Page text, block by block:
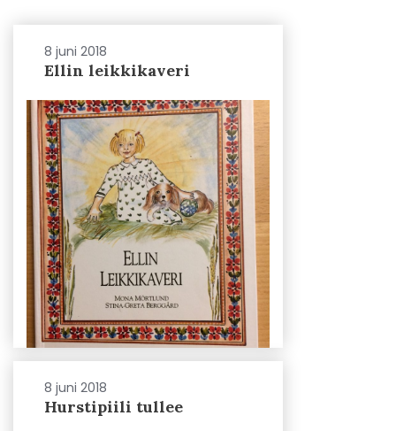
8 juni 2018
Ellin leikkikaveri
8 juni 2018
Hurstipiili tullee